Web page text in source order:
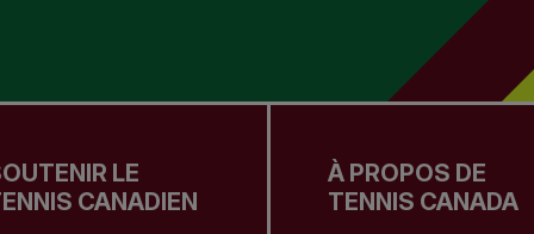
LE
CANADIEN
À PROPOS DE
TENNIS CANADA